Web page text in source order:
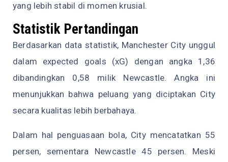
yang lebih stabil di momen krusial.
Statistik Pertandingan
Berdasarkan data statistik, Manchester City unggul
dalam expected goals (xG) dengan angka 1,36
dibandingkan 0,58 milik Newcastle. Angka ini
menunjukkan bahwa peluang yang diciptakan City
secara kualitas lebih berbahaya.
Dalam hal penguasaan bola, City mencatatkan 55
persen, sementara Newcastle 45 persen. Meski